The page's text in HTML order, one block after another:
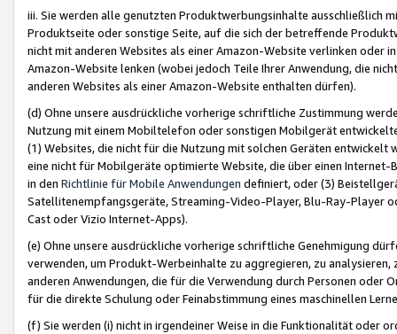
iii. Sie werden alle genutzten Produktwerbungsinhalte ausschließlich
Produktseite oder sonstige Seite, auf die sich der betreffende
nicht mit anderen Websites als einer Amazon-Website verlinken oder
Amazon-Website lenken (wobei jedoch Teile Ihrer Anwendung, die
anderen Websites als einer Amazon-Website enthalten dürfen).
(d) Ohne unsere ausdrückliche vorherige schriftliche Zustimmung
Nutzung mit einem Mobiltelefon oder sonstigen Mobilgerät
(1) Websites, die nicht für die Nutzung mit solchen Geräten
eine nicht für Mobilgeräte optimierte Website, die über einen
in den Richtlinie für Mobile Anwendungen definiert, oder (3)
Satellitenempfangsgeräte, Streaming-Video-Player, Blu-Ray-Player
Cast oder Vizio Internet-Apps).
(e) Ohne unsere ausdrückliche vorherige schriftliche Genehmigung
verwenden, um Produkt-Werbeinhalte zu aggregieren, zu
anderen Anwendungen, die für die Verwendung durch Personen
für die direkte Schulung oder Feinabstimmung eines maschinellen
(f) Sie werden (i) nicht in irgendeiner Weise in die Funktionalität oder